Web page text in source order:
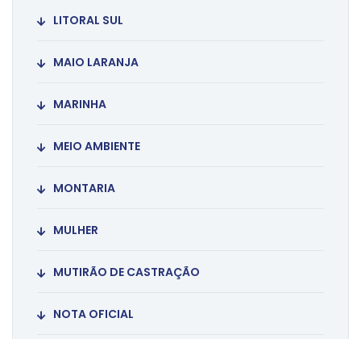
LITORAL SUL
MAIO LARANJA
MARINHA
MEIO AMBIENTE
MONTARIA
MULHER
MUTIRÃO DE CASTRAÇÃO
NOTA OFICIAL